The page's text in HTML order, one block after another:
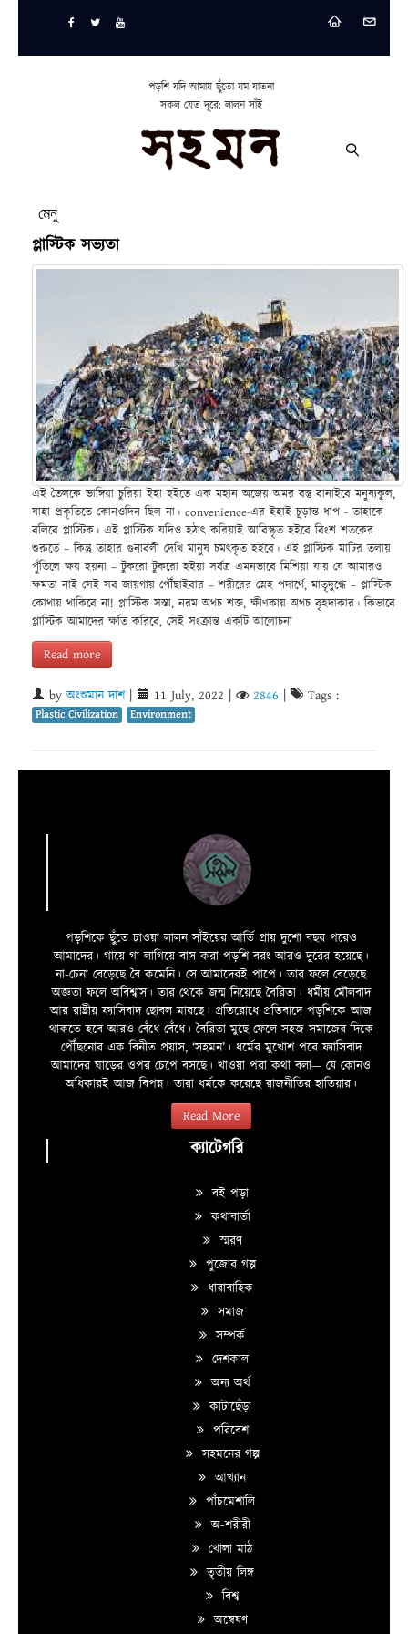
পড়শি যদি আমায় ছুঁতো যম যাতনা
সকল যেত দূরে: লালন সাঁই
মেনু
প্লাস্টিক সভ্যতা
এই তৈলকে ভাঙ্গিয়া চুরিয়া ইহা হইতে এক মহান অজেয় অমর বস্তু বানাইবে মনুষ্যকুল,
যাহা প্রকৃতিতে কোনওদিন ছিল না। convenience-এর ইহাই চূড়ান্ত ধাপ - তাহাকে
বলিবে প্লাস্টিক। এই প্লাস্টিক যদিও হঠাৎ করিয়াই আবিস্কৃত হইবে বিংশ শতকের
শুরুতে – কিন্তু তাহার গুনাবলী দেখি মানুষ চমৎকৃত হইবে। এই প্লাস্টিক মাটির তলায়
পুঁতিলে ক্ষয় হয়না – টুকরো টুকরো হইয়া সর্বত্র এমনভাবে মিশিয়া যায় যে আমারও
ক্ষমতা নাই সেই সব জায়গায় পৌঁছাইবার – শরীরের স্নেহ পদার্থে, মাতৃদুগ্ধে – প্লাস্টিক
কোথায় থাকিবে না! প্লাস্টিক সস্তা, নরম অথচ শক্ত, ক্ষীণকায় অথচ বৃহদাকার। কিভাবে
প্লাস্টিক আমাদের ক্ষতি করিবে, সেই সংক্রান্ত একটি আলোচনা
Read more
byঅংশুমান দাশ| 11 July, 2022 2846 Tags :
Plastic Civilization Environment
পড়শিকে ছুঁতে চাওয়া লালন সাঁইয়ের আর্তি প্রায় দুশো বছর পরেও
আমাদের। গায়ে গা লাগিয়ে বাস করা পড়শি বরং আরও দুরের হয়েছে।
না-চেনা বেড়েছে বৈ কমেনি। সে আমাদেরই পাপে। তার ফলে বেড়েছে
অজ্ঞতা ফলে অবিশ্বাস। তার থেকে জন্ম নিয়েছে বৈরিতা। ধর্মীয় মৌলবাদ
আর রাষ্ট্রীয় ফ্যাসিবাদ ছোবল মারছে। প্রতিরোধে প্রতিবাদে পড়শিকে আজ
থাকতে হবে আরও বেঁধে বেঁধে। বৈরিতা মুছে ফেলে সহজ সমাজের দিকে
পৌঁছনোর এক বিনীত প্রয়াস, ‘সহমন’। ধর্মের মুখোশ পরে ফ্যাসিবাদ
আমাদের ঘাড়ের ওপর চেপে বসছে। খাওয়া পরা কথা বলা—­­ যে কোনও
অধিকারই আজ বিপন্ন। তারা ধর্মকে করেছে রাজনীতির হাতিয়ার।
Read More
ক্যাটেগরি
বই পড়া
কথাবার্তা
স্মরণ
পুজোর গল্প
ধারাবাহিক
সমাজ
সম্পর্ক
দেশকাল
অন্য অর্থ
কাটাছেঁড়া
পরিবেশ
সহমনের গল্প
আখ্যান
পাঁচমেশালি
অ-শরীরী
খোলা মাঠ
তৃতীয় লিঙ্গ
বিশ্ব
অন্বেষণ